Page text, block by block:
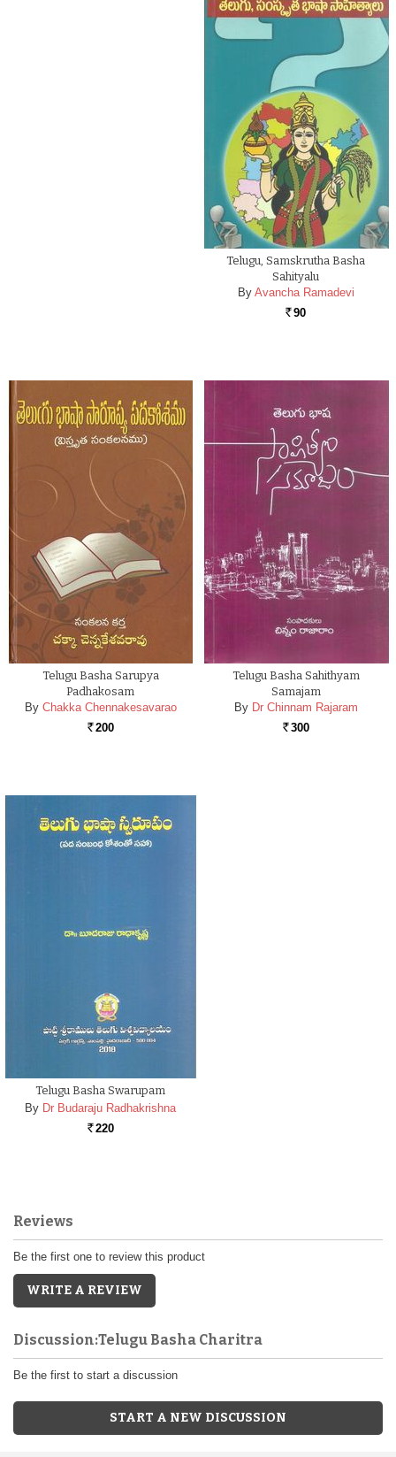
Telugu, Samskrutha Basha
Sahityalu
By Avancha Ramadevi
Rs. 90
Telugu Basha Sarupya
Padhakosam
By Chakka Chennakesavarao
Rs. 200
Telugu Basha Sahithyam
Samajam
By Dr Chinnam Rajaram
Rs. 300
Telugu Basha Swarupam
By Dr Budaraju Radhakrishna
Rs. 220
Reviews
Be the first one to review this product
WRITE A REVIEW
Discussion:Telugu Basha Charitra
Be the first to start a discussion
START A NEW DISCUSSION